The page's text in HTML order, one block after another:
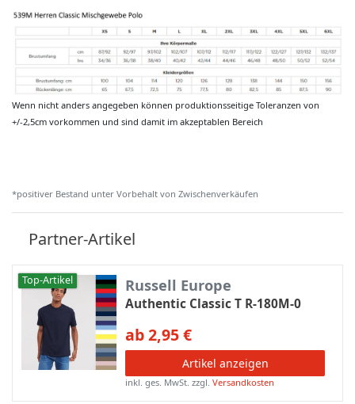
Wenn nicht anders angegeben können produktionsseitige Toleranzen von
+/-2,5cm vorkommen und sind damit im akzeptablen Bereich
*positiver Bestand unter Vorbehalt von Zwischenverkäufen
Partner-Artikel
Top-Artikel Russell Europe
Authentic Classic T R-180M-0
ab 2,95 €
Artikel anzeigen
inkl. ges. MwSt. zzgl.Versandkosten